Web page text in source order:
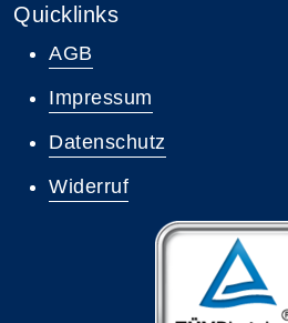
Quicklinks
AGB
Impressum
Datenschutz
Widerruf